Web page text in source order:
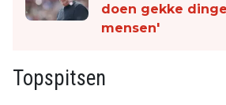
doen gekke
mensen'
Topspitsen